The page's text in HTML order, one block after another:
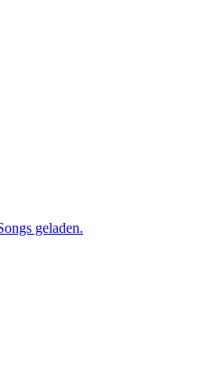
geladen.